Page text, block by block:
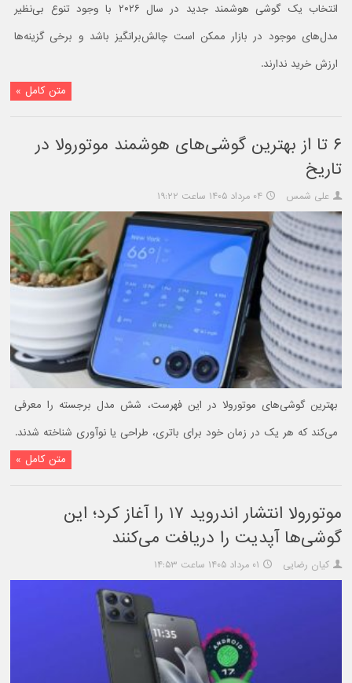
انتخاب یک گوشی هوشمند جدید در سال ۲۰۲۶ با وجود تنوع بی‌نظیر
مدل‌های موجود در بازار ممکن است چالش‌برانگیز باشد و برخی گزینه‌ها
ارزش خرید ندارند.
متن کامل »
۶ تا از بهترین گوشی‌های هوشمند موتورولا در
تاریخ
علی شمس ۰۴ مرداد ۱۴۰۵ ساعت ۱۹:۲۲
بهترین گوشی‌های موتورولا در این فهرست، شش مدل برجسته را معرفی
می‌کند که هر یک در زمان خود برای باتری، طراحی یا نوآوری شناخته شدند.
متن کامل »
موتورولا انتشار اندروید ۱۷ را آغاز کرد؛ این
گوشی‌ها آپدیت را دریافت می‌کنند
کیان رضایی ۰۱ مرداد ۱۴۰۵ ساعت ۱۴:۵۳